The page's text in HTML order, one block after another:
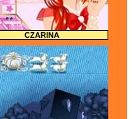
CZARINA